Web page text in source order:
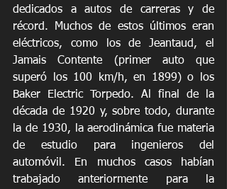
dedicados a autos de carreras y de
récord. Muchos de estos últimos eran
eléctricos, como los de Jeantaud, el
Jamais Contente (primer auto que
superó los 100 km/h, en 1899) o los
Baker Electric Torpedo. Al final de la
década de 1920 y, sobre todo, durante
la de 1930, la aerodinámica fue materia
de estudio para ingenieros del
automóvil. En muchos casos habían
trabajado anteriormente para la